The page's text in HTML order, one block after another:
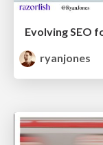
Evolving SEO
ryanjones